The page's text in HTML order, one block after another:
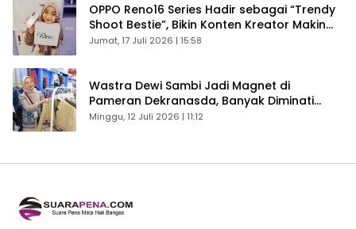
OPPO Reno16 Series Hadir sebagai “Trendy
Shoot Bestie”, Bikin Konten Kreator Makin
Betah
Jumat, 17 Juli 2026 | 15:58
Wastra Dewi Sambi Jadi Magnet di
Pameran Dekranasda, Banyak Diminati
Pengunjung
Minggu, 12 Juli 2026 | 11:12